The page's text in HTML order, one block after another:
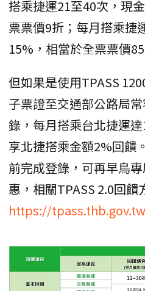
搭乘捷運21至40次，現
票票價9折；每月搭乘捷
15%，相當於全票票價85
但如果是使用TPASS
子票證至交通部公路局
錄，每月搭乘台北捷運
享北捷搭乘金額2%回饋
前完成登錄，可再早鳥
惠，相關TPASS 2.0回饋
https://